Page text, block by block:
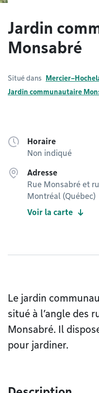
Jardin
Monsabré
Situé dans
Jardin communautaire
Horaire
Non indiqué
Adresse
Rue Monsabré et
Montréal (Québec)
Voir la carte
Le jardin
situé à l’angle des
Monsabré. Il
pour jardiner.